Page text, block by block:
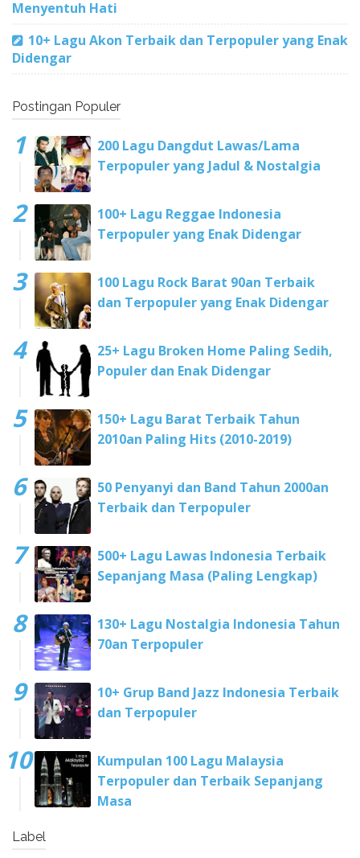
Menyentuh Hati
10+ Lagu Akon Terbaik dan Terpopuler yang Enak
Didengar
Postingan Populer
200 Lagu Dangdut Lawas/Lama
Terpopuler yang Jadul & Nostalgia
100+ Lagu Reggae Indonesia
Terpopuler yang Enak Didengar
100 Lagu Rock Barat 90an Terbaik
dan Terpopuler yang Enak Didengar
25+ Lagu Broken Home Paling Sedih,
Populer dan Enak Didengar
150+ Lagu Barat Terbaik Tahun
2010an Paling Hits (2010-2019)
50 Penyanyi dan Band Tahun 2000an
Terbaik dan Terpopuler
500+ Lagu Lawas Indonesia Terbaik
Sepanjang Masa (Paling Lengkap)
130+ Lagu Nostalgia Indonesia Tahun
70an Terpopuler
10+ Grup Band Jazz Indonesia Terbaik
dan Terpopuler
Kumpulan 100 Lagu Malaysia
Terpopuler dan Terbaik Sepanjang
Masa
Label